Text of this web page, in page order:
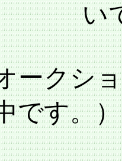
い
ークシ
です。